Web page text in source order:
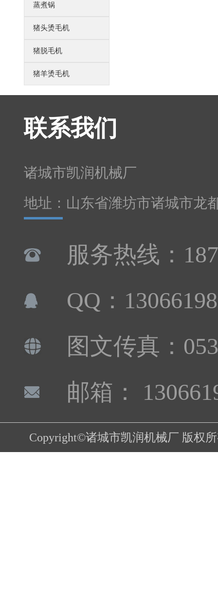
蒸煮锅
猪头烫毛机
猪脱毛机
猪羊烫毛机
联系我们
诸城市凯润机械厂
地址：山东省潍坊市诸城市龙
服务热线：
QQ：
图文传真：
邮箱：
Copyright©诸城市凯润机械厂 版